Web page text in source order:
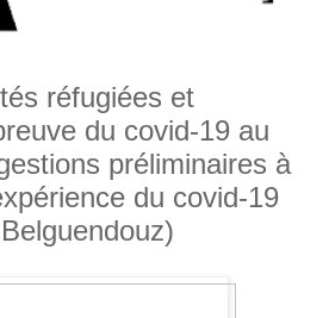
réfugiées et
du covid-19 au
préliminaires à
du covid-19